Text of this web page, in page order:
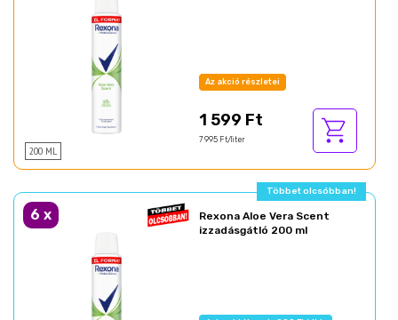
200 ML
Az akció részletei
1 599 Ft
7 995 Ft/liter
Többet olcsóbban!
6 x
Rexona Aloe Vera Scent
izzadásgátló 200 ml